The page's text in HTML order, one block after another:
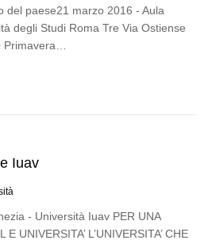
del paese21 marzo 2016 - Aula
degli Studi Roma Tre Via Ostiense
Primavera…
Iuav
- Università Iuav PER UNA
UNIVERSITA’ L’UNIVERSITA’ CHE